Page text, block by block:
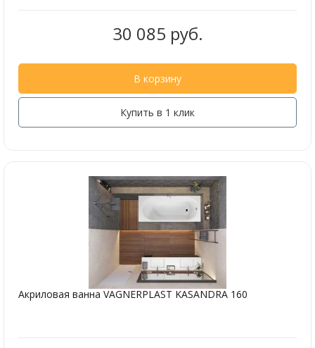
30 085 руб.
В корзину
Купить в 1 клик
Акриловая ванна VAGNERPLAST KASANDRA 160